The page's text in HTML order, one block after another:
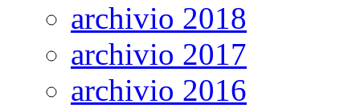
archivio 2018
archivio 2017
archivio 2016